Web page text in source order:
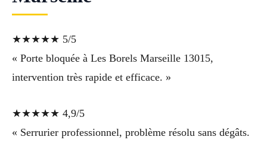
★★★★★ 5/5
« Porte bloquée à Les Borels Marseille 13015,
intervention très rapide et efficace. »
★★★★★ 4,9/5
« Serrurier professionnel, problème résolu sans dégâts.